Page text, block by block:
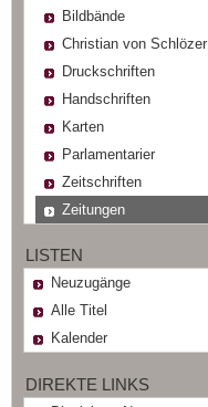
Bildbände
Christian von Schlözer
Druckschriften
Handschriften
Karten
Parlamentarier
Zeitschriften
Zeitungen
LISTEN
Neuzugänge
Alle Titel
Kalender
DIREKTE LINKS